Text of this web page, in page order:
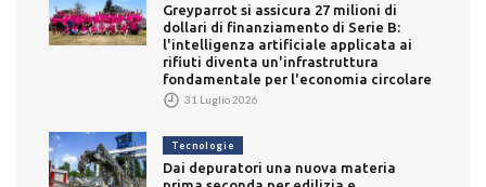
Greyparrot si assicura 27 milioni di
dollari di finanziamento di Serie B:
l'intelligenza artificiale applicata ai
rifiuti diventa un'infrastruttura
fondamentale per l'economia circolare
31 Luglio 2026
Tecnologie
Dai depuratori una nuova materia